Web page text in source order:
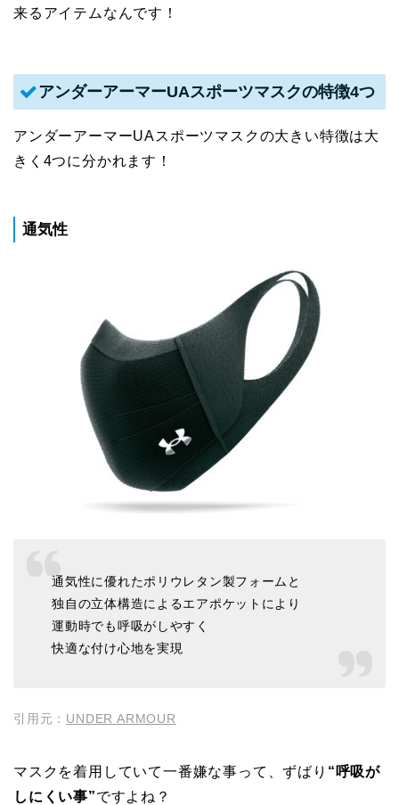
来るアイテムなんです！
アンダーアーマーUAスポーツマスクの特徴4つ
アンダーアーマーUAスポーツマスクの大きい特徴は大
きく4つに分かれます！
通気性
通気性に優れたポリウレタン製フォームと
独自の立体構造によるエアポケットにより
運動時でも呼吸がしやすく
快適な付け心地を実現
引用元： UNDER ARMOUR
マスクを着用していて一番嫌な事って、ずばり “呼吸が
しにくい事”ですよね？